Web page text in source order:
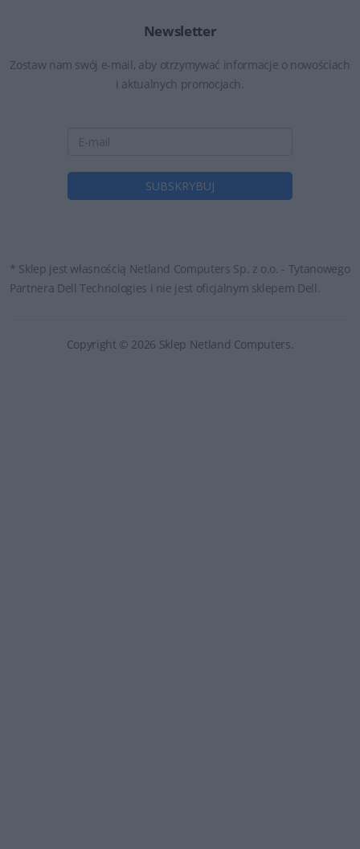
Newsletter
Zostaw nam swój e-mail, aby otrzymywać informacje o nowościach
i aktualnych promocjach.
* Sklep jest własnością Netland Computers Sp. z o.o. - Tytanowego
Partnera Dell Technologies i nie jest oficjalnym sklepem Dell.
Copyright © 2026 Sklep Netland Computers.